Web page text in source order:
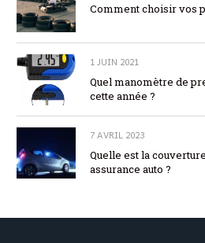
Comment choisir vos
1 JUIN 2021
Quel manomètre de
cette année ?
7 AVRIL 2023
Quelle est la
assurance auto ?